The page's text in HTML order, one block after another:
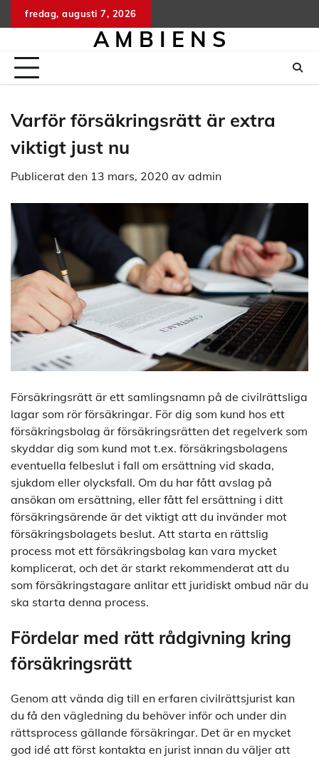
Hoppa
till
fredag, augusti 7, 2026
A M B I E N S
Varför försäkringsrätt är extra
viktigt just nu
Publicerat den 13 mars, 2020 av admin
Försäkringsrätt är ett samlingsnamn på de civilrättsliga
lagar som rör försäkringar. För dig som kund hos ett
försäkringsbolag är försäkringsrätten det regelverk som
skyddar dig som kund mot t.ex. försäkringsbolagens
eventuella felbeslut i fall om ersättning vid skada,
sjukdom eller olycksfall. Om du har fått avslag på
ansökan om ersättning, eller fått fel ersättning i ditt
försäkringsärende är det viktigt att du invänder mot
försäkringsbolagets beslut. Att starta en rättslig
process mot ett försäkringsbolag kan vara mycket
komplicerat, och det är starkt rekommenderat att du
som försäkringstagare anlitar ett juridiskt ombud när du
ska starta denna process.
Fördelar med rätt rådgivning kring
försäkringsrätt
Genom att vända dig till en erfaren civilrättsjurist kan
du få den vägledning du behöver inför och under din
rättsprocess gällande försäkringar. Det är en mycket
god idé att först kontakta en jurist innan du väljer att